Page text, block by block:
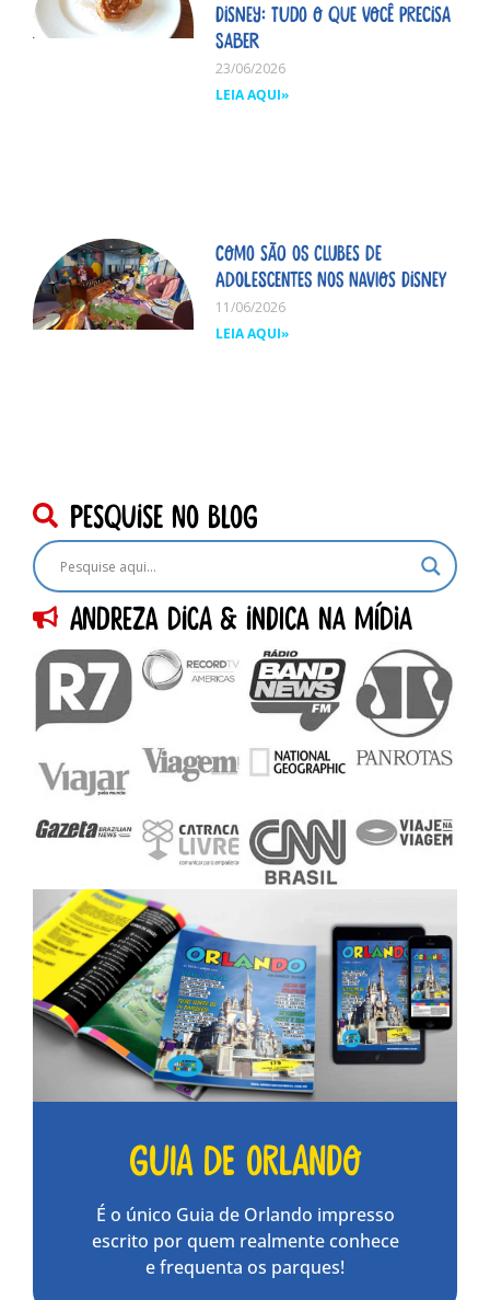
Disney: tudo o que você precisa
saber
23/06/2026
LEIA AQUI»
Como são os clubes de
adolescentes nos navios Disney
11/06/2026
LEIA AQUI»
pesquise no blog
Andreza dica & indica na Mídia
Guia de Orlando
É o único Guia de Orlando impresso
escrito por quem realmente conhece
e frequenta os parques!